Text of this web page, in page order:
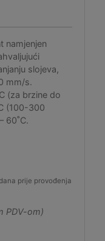
namjenjen
slojeva,
mm/s.
(za brzine do
(100-300
60˚C.
prije provođenja
PDV-om)